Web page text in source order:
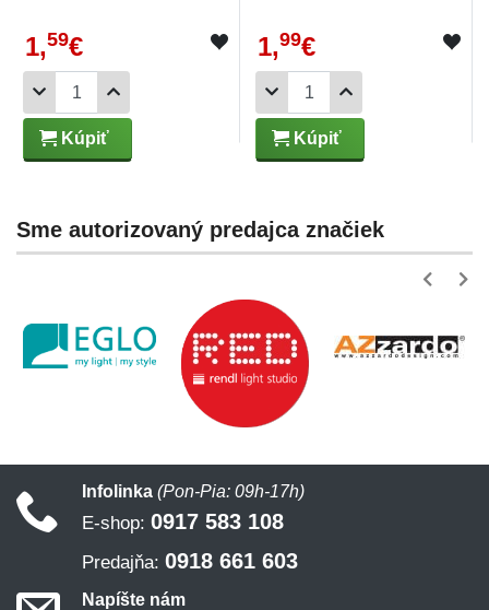
1,59€
Kúpiť
1,99€
Kúpiť
Sme autorizovaný predajca značiek
Infolinka (Pon-Pia: 09h-17h)
E-shop: 0917 583 108
Predajňa: 0918 661 603
Napíšte nám